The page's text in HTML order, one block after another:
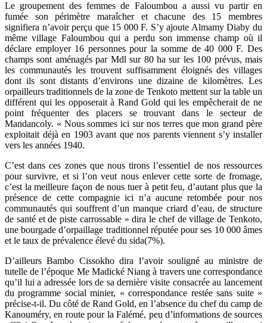
Le groupement des femmes de Faloumbou a aussi vu partir en
fumée son périmètre maraîcher et chacune des 15 membres
signifiera n’avoir perçu que 15 000 F. S’y ajoute Almamy Diaby du
même village Faloumbou qui a perdu son immense champ où il
déclare employer 16 personnes pour la somme de 40 000 F. Des
champs sont aménagés par Mdl sur 80 ha sur les 100 prévus, mais
les communautés les trouvent suffisamment éloignés des villages
dont ils sont distants d’environs une dizaine de kilomètres. Les
orpailleurs traditionnels de la zone de Tenkoto mettent sur la table un
différent qui les opposerait à Rand Gold qui les empêcherait de ne
point fréquenter des placers se trouvant dans le secteur de
Mandancoly. « Nous sommes ici sur nos terres que mon grand père
exploitait déjà en 1903 avant que nos parents viennent s’y installer
vers les années 1940.
C’est dans ces zones que nous tirons l’essentiel de nos ressources
pour survivre, et si l’on veut nous enlever cette sorte de fromage,
c’est la meilleure façon de nous tuer à petit feu, d’autant plus que la
présence de cette compagnie ici n’a aucune retombée pour nos
communautés qui souffrent d’un manque criard d’eau, de structure
de santé et de piste carrossable » dira le chef de village de Tenkoto,
une bourgade d’orpaillage traditionnel réputée pour ses 10 000 âmes
et le taux de prévalence élevé du sida(7%).
D’ailleurs Bambo Cissokho dira l’avoir souligné au ministre de
tutelle de l’époque Me Madické Niang à travers une correspondance
qu’il lui a adressée lors de sa dernière visite consacrée au lancement
du programme social minier, « correspondance restée sans suite »
précise-t-il. Du côté de Rand Gold, en l’absence du chef du camp de
Kanouméry, en route pour la Falémé, peu d’informations de sources